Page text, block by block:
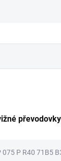
P R40 71B5